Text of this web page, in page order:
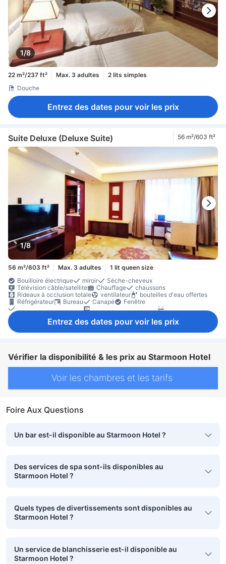
1/8
22 m²/237 ft² Max. 3 adultes
2 lits simples
Douche
Entrez des dates pour voir les prix
Suite Deluxe (Deluxe Suite) 56 m²/603 ft²
1/8
56 m²/603 ft² Max. 3 adultes
1 lit queen size
Bouilloire électrique
miroir
Sèche-cheveux
Télévision câble/satellite
Chauffage
chaussons
Rideaux à occlusion totale
ventilateur
bouteilles d'eau offertes
Réfrigérateur
Bureau Canapé
Fenêtre
Portant pour vêtements
Entrez des dates pour voir les prix
Vérifier la disponibilité & les prix au Starmoon Hotel
Voir les chambres et les tarifs
Foire Aux Questions
Un bar est-il disponible au Starmoon Hotel ?
Des services de spa sont-ils disponibles au
Starmoon Hotel ?
Quels types de divertissements sont disponibles au
Starmoon Hotel ?
Un service de blanchisserie est-il disponible au
Starmoon Hotel ?